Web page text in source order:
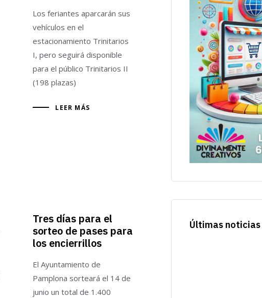
Los feriantes aparcarán sus
vehículos en el
estacionamiento Trinitarios
I, pero seguirá disponible
para el público Trinitarios II
(198 plazas)
LEER MÁS
Tres días para el
sorteo de pases para
los encierrillos
El Ayuntamiento de
Pamplona sorteará el 14 de
junio un total de 1.400
Últimas noticias